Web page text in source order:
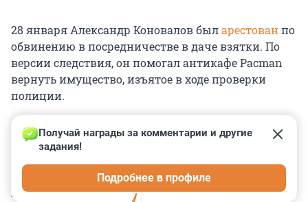
28 января Александр Коновалов быларестованпо
обвинению в посредничестве в даче взятки. По
версии следствия, он помогал антикафе Pacman
вернуть имущество, изъятое в ходе проверки
полиции.
КОММЕНТАРИИ 33
Получай награды за комментарии и другие
задания!
Подробнее в профиле